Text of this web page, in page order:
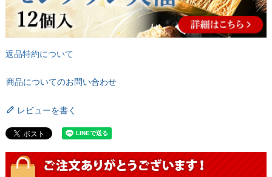
返品特約について
商品についてのお問い合わせ
レビューを書く